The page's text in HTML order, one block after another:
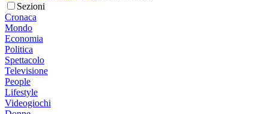
Sezioni
Cronaca
Mondo
Economia
Politica
Spettacolo
Televisione
People
Lifestyle
Videogiochi